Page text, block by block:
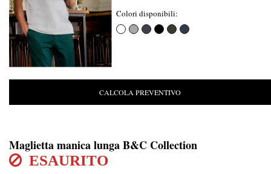
Colori disponibili:
CALCOLA PREVENTIVO
Maglietta manica lunga B&C Collection
ESAURITO